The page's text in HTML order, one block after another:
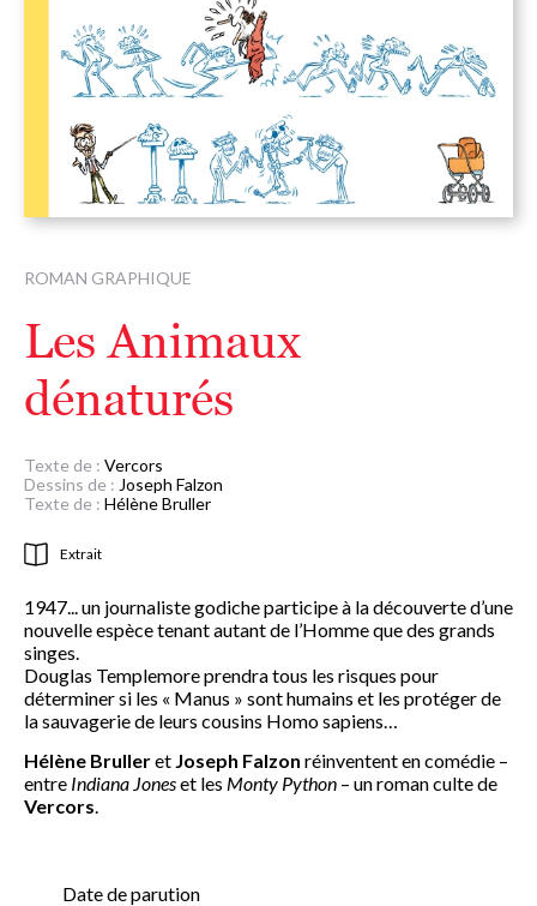
ROMAN GRAPHIQUE
Les Animaux
dénaturés
Texte de : Vercors
Dessins de : Joseph Falzon
Texte de : Hélène Bruller
Extrait
1947... un journaliste godiche participe à la découverte d’une
nouvelle espèce tenant autant de l’Homme que des grands
singes.
Douglas Templemore prendra tous les risques pour
déterminer si les « Manus » sont humains et les protéger de
la sauvagerie de leurs cousins Homo sapiens…
Hélène Brulleret Joseph Falzon réinventent en comédie –
entre Indiana Joneset les Monty Python – un roman culte de
Vercors
Date de parution